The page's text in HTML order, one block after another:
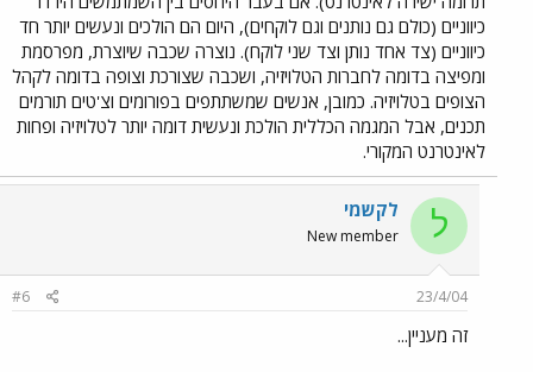
כיווניים (כולם גם נותנים וגם לוקחים), היום הם הולכים ונעשים יותר חד
כיווניים (צד אחד נותן וצד שני לוקח). נוצרה שכבה שיוצרת, מפרסמת
ומפיצה בדומה לחברות הטלויזיה, ושכבה שצורכת וצופה בדומה לקהל
הצופים בטלויזיה. כמובן, אנשים שמשתתפים בפורומים וצ'טים תורמים
תכנים, אבל המגמה הכללית הולכת ונעשית דומה יותר לטלויזיה ופחות
לאינטרנט המקורי.
ל לקשמי
New member
23/4/04
#6
זה מעניין...